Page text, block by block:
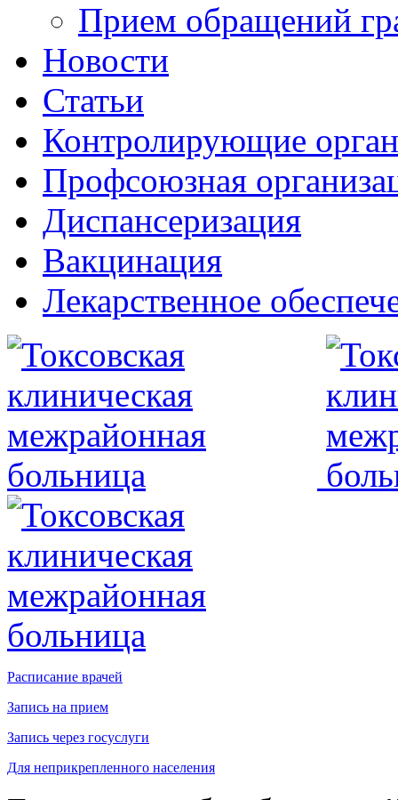
Прием обращений
Новости
Статьи
Контролирующие
Профсоюзная
Диспансеризация
Вакцинация
Лекарственное
Расписание врачей
Запись на прием
Запись через госуслуги
Для неприкрепленного населения